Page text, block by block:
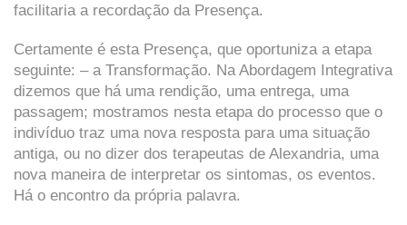
facilitaria a recordação da Presença.
Certamente é esta Presença, que oportuniza a etapa
seguinte: – a Transformação. Na Abordagem Integrativa
dizemos que há uma rendição, uma entrega, uma
passagem; mostramos nesta etapa do processo que o
indivíduo traz uma nova resposta para uma situação
antiga, ou no dizer dos terapeutas de Alexandria, uma
nova maneira de interpretar os sintomas, os eventos.
Há o encontro da própria palavra.